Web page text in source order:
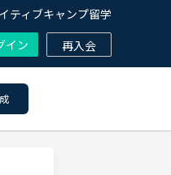
ティブキャンプ留学
イン 再入会